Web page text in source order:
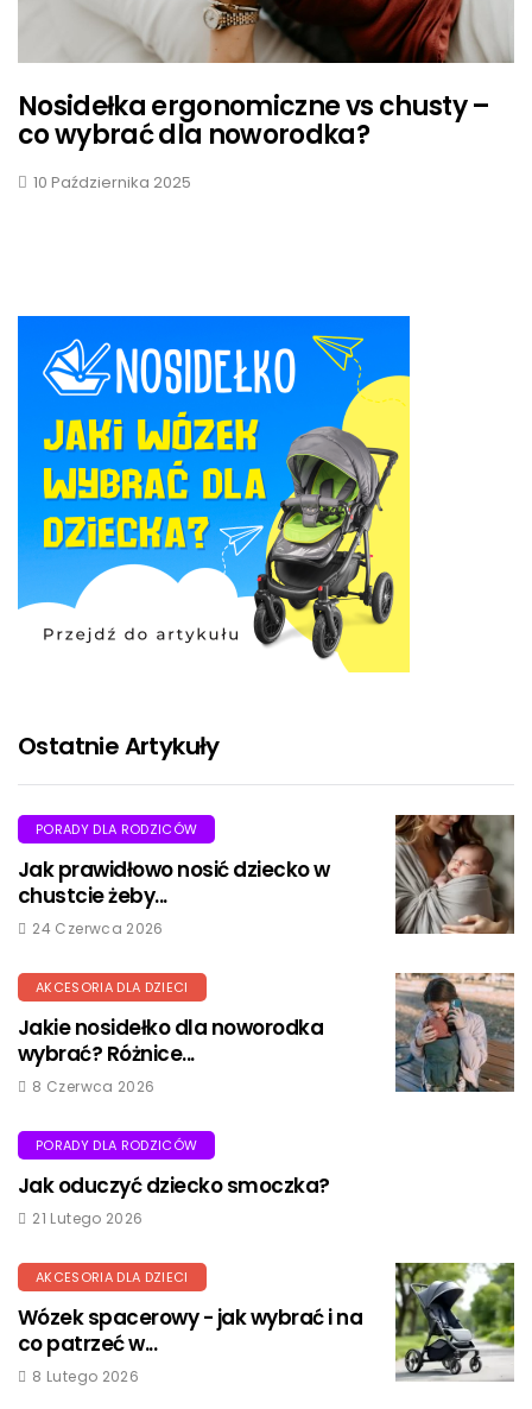
Nosidełka ergonomiczne vs chusty –
co wybrać dla noworodka?
10 Października 2025
Ostatnie Artykuły
PORADY DLA RODZICÓW
Jak prawidłowo nosić dziecko w
chustcie żeby...
24 Czerwca 2026
AKCESORIA DLA DZIECI
Jakie nosidełko dla noworodka
wybrać? Różnice...
8 Czerwca 2026
PORADY DLA RODZICÓW
Jak oduczyć dziecko smoczka?
21 Lutego 2026
AKCESORIA DLA DZIECI
Wózek spacerowy - jak wybrać i na
co patrzeć w...
8 Lutego 2026